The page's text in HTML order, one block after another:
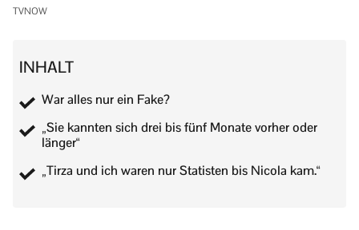
TVNOW
INHALT
War alles nur ein Fake?
„Sie kannten sich drei bis fünf Monate vorher oder
länger“
„Tirza und ich waren nur Statisten bis Nicola kam.“